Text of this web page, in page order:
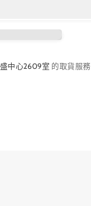
中心2609室 的取貨服務